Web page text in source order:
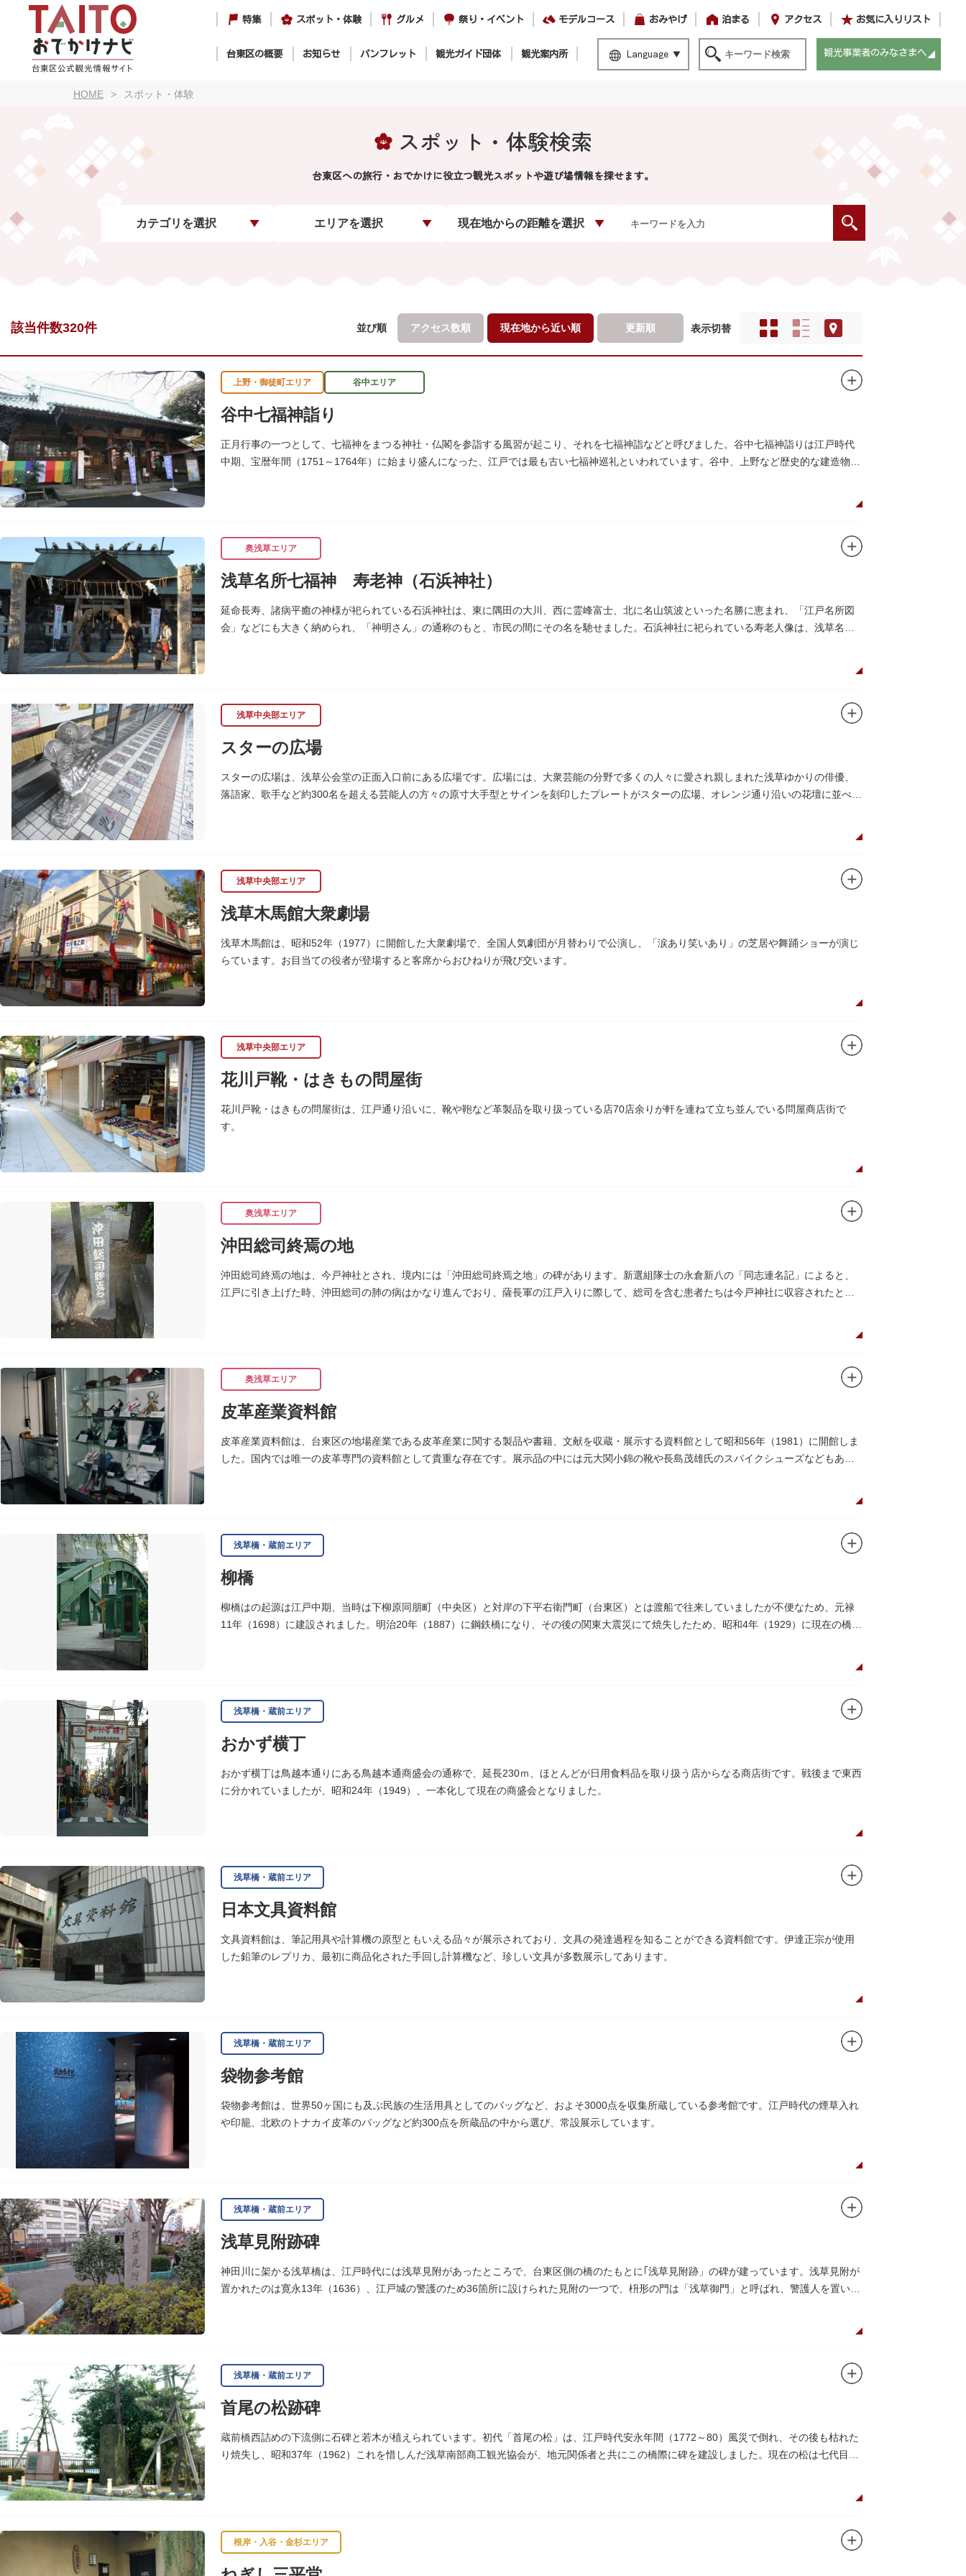
特集 スポット・体験 グルメ 祭り・イベント モデルコース おみやげ 泊まる アクセス お気に入りリスト
台東区の概要 お知らせ パンフレット 観光ガイド団体 観光案内所 Language 観光事業者のみなさまへ
HOME スポット・体験
スポット・体験検索
台東区への旅行・おでかけに役立つ観光スポットや遊び場情報を探せます。
カテゴリを選択 エリアを選択 現在地からの距離を選択
該当件数320件 並び順 アクセス数順 現在地から近い順 更新順 表示切替
上野・御徒町エリア 谷中エリア
谷中七福神詣り
正月行事の一つとして、七福神をまつる神社・仏閣を参詣する風習が起こり、それを七福神詣などと呼びました。谷中七福神詣りは江戸時代
中期、宝暦年間（1751～1764年）に始まり盛んになった、江戸では最も古い七福神巡礼といわれています。谷中、上野など歴史的な建造物や
奥浅草エリア
浅草名所七福神 寿老神（石浜神社）
延命長寿、諸病平癒の神様が祀られている石浜神社は、東に隅田の大川、西に霊峰富士、北に名山筑波といった名勝に恵まれ、「江戸名所図
会」などにも大きく納められ、「神明さん」の通称のもと、市民の間にその名を馳せました。石浜神社に祀られている寿老人像は、浅草名所
浅草中央部エリア
スターの広場
スターの広場は、浅草公会堂の正面入口前にある広場です。広場には、大衆芸能の分野で多くの人々に愛され親しまれた浅草ゆかりの俳優、
落語家、歌手など約300名を超える芸能人の方々の原寸大手型とサインを刻印したプレートがスターの広場、オレンジ通り沿いの花壇に並べら
浅草中央部エリア
浅草木馬館大衆劇場
浅草木馬館は、昭和52年（1977）に開館した大衆劇場で、全国人気劇団が月替わりで公演し、「涙あり笑いあり」の芝居や舞踊ショーが演じ
らています。お目当ての役者が登場すると客席からおひねりが飛び交います。
浅草中央部エリア
花川戸靴・はきもの問屋街
花川戸靴・はきもの問屋街は、江戸通り沿いに、靴や鞄など革製品を取り扱っている店70店余りが軒を連ねて立ち並んでいる問屋商店街で
す。
奥浅草エリア
沖田総司終焉の地
沖田総司終焉の地は、今戸神社とされ、境内には「沖田総司終焉之地」の碑があります。新選組隊士の永倉新八の「同志連名記」によると、
江戸に引き上げた時、沖田総司の肺の病はかなり進んでおり、薩長軍の江戸入りに際して、総司を含む患者たちは今戸神社に収容されたとあ
奥浅草エリア
皮革産業資料館
皮革産業資料館は、台東区の地場産業である皮革産業に関する製品や書籍、文献を収蔵・展示する資料館として昭和56年（1981）に開館しま
した。国内では唯一の皮革専門の資料館として貴重な存在です。展示品の中には元大関小錦の靴や長島茂雄氏のスパイクシューズなどもあり
浅草橋・蔵前エリア
柳橋
柳橋はの起源は江戸中期、当時は下柳原同朋町（中央区）と対岸の下平右衛門町（台東区）とは渡船で往来していましたが不便なため、元禄
11年（1698）に建設されました。明治20年（1887）に鋼鉄橋になり、その後の関東大震災にて焼失したため、昭和4年（1929）に現在の橋が
浅草橋・蔵前エリア
おかず横丁
おかず横丁は鳥越本通りにある鳥越本通商盛会の通称で、延長230ｍ、ほとんどが日用食料品を取り扱う店からなる商店街です。戦後まで東西
に分かれていましたが、昭和24年（1949）、一本化して現在の商盛会となりました。
浅草橋・蔵前エリア
日本文具資料館
文具資料館は、筆記用具や計算機の原型ともいえる品々が展示されており、文具の発達過程を知ることができる資料館です。伊達正宗が使用
した鉛筆のレプリカ、最初に商品化された手回し計算機など、珍しい文具が多数展示してあります。
浅草橋・蔵前エリア
袋物参考館
袋物参考館は、世界50ヶ国にも及ぶ民族の生活用具としてのバッグなど、およそ3000点を収集所蔵している参考館です。江戸時代の煙草入れ
や印籠、北欧のトナカイ皮革のバッグなど約300点を所蔵品の中から選び、常設展示しています。
浅草橋・蔵前エリア
浅草見附跡碑
神田川に架かる浅草橋は、江戸時代には浅草見附があったところで、台東区側の橋のたもとに｢浅草見附跡」の碑が建っています。浅草見附が
置かれたのは寛永13年（1636）、江戸城の警護のため36箇所に設けられた見附の一つで、枡形の門は「浅草御門」と呼ばれ、警護人を置いて
浅草橋・蔵前エリア
首尾の松跡碑
蔵前橋西詰めの下流側に石碑と若木が植えられています。初代「首尾の松」は、江戸時代安永年間（1772～80）風災で倒れ、その後も枯れた
り焼失し、昭和37年（1962）これを惜しんだ浅草南部商工観光協会が、地元関係者と共にこの橋際に碑を建設しました。現在の松は七代目と
根岸・入谷・金杉エリア